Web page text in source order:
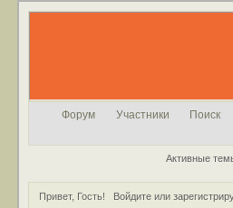
Форум Участники Поиск
Активные
Привет, Гость! Войдитеили